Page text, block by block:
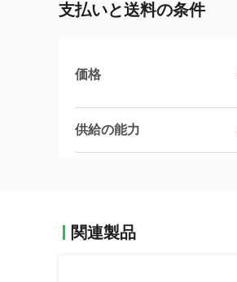
支払いと送料の条件
価格
供給の能力
関連製品